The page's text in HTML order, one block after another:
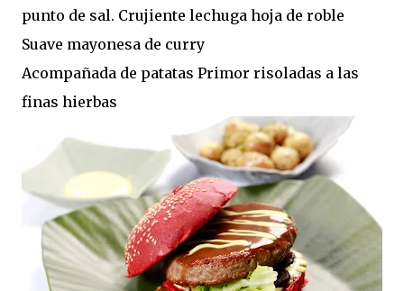
punto de sal. Crujiente lechuga hoja de roble
Suave mayonesa de curry
Acompañada de patatas Primor risoladas a las
finas hierbas